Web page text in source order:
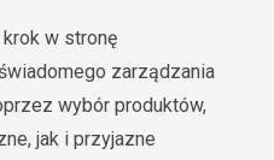
w stronę
zarządzania
wybór produktów,
jak i przyjazne